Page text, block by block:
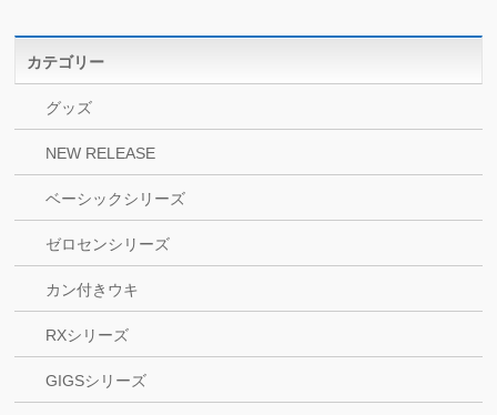
カテゴリー
グッズ
NEW RELEASE
ベーシックシリーズ
ゼロセンシリーズ
カン付きウキ
RXシリーズ
GIGSシリーズ